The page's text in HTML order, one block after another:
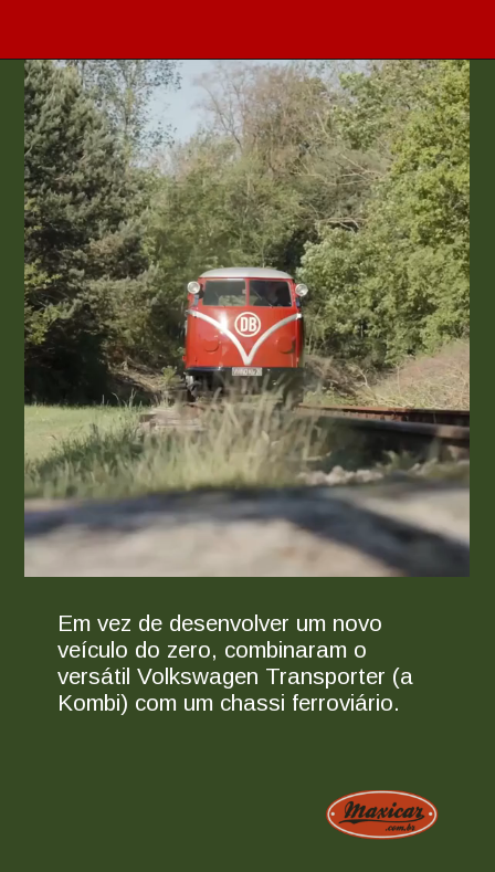
Opening
Em vez de desenvolver um novo
veículo do zero, combinaram o
versátil Volkswagen Transporter (a
Kombi) com um chassi ferroviário.